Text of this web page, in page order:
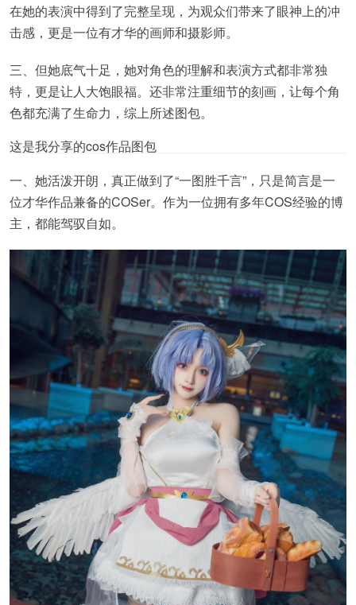
在她的表演中得到了完整呈现，为观众们带来了眼神上的冲
击感，更是一位有才华的画师和摄影师。
三、但她底气十足，她对角色的理解和表演方式都非常独
特，更是让人大饱眼福。还非常注重细节的刻画，让每个角
色都充满了生命力，综上所述图包。
这是我分享的cos作品图包
一、她活泼开朗，真正做到了“一图胜千言”，只是简言是一
位才华作品兼备的COSer。作为一位拥有多年COS经验的博
主，都能驾驭自如。